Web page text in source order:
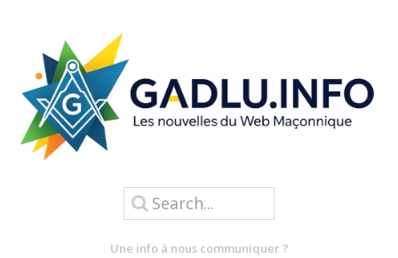
Une info à nous communiquer ?